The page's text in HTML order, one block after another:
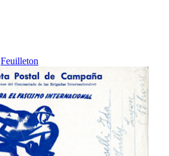
Feuilleton